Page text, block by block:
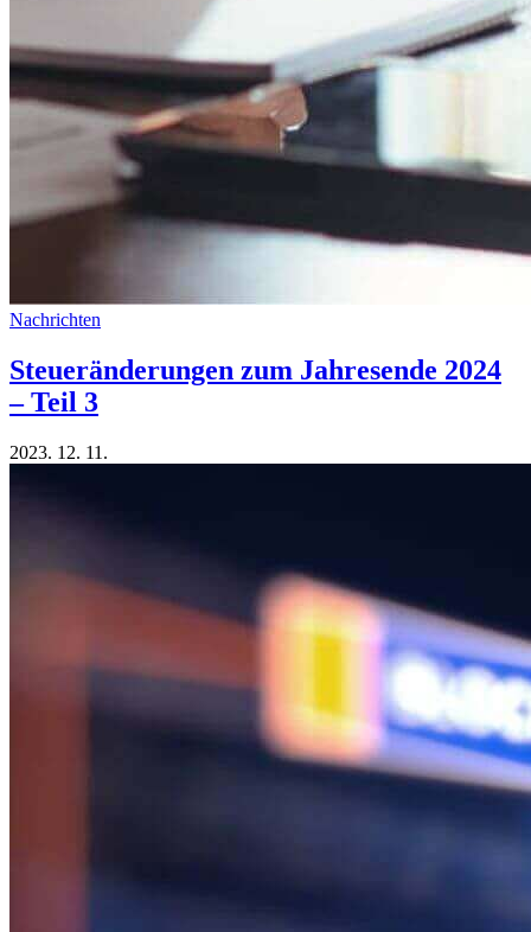
Nachrichten
Steueränderungen zum Jahresende 2024
– Teil 3
2023. 12. 11.